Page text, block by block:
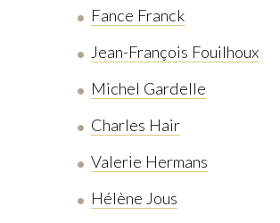
Fance Franck
Jean-François Fouilhoux
Michel Gardelle
Charles Hair
Valerie Hermans
Hélène Jous